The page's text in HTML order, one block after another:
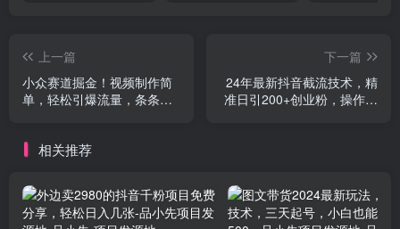
上一篇
小众赛道掘金！视频制作简
单，轻松引爆流量，条条原
下一篇
24年最新抖音截流技术，精
准日引200+创业粉，操作简
相关推荐